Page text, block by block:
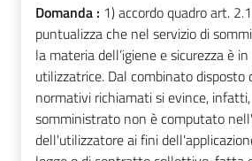
Domanda : 1) accordo quadro art.
puntualizza che nel servizio di
la materia dell’igiene e sicurezza è
utilizzatrice. Dal combinato
normativi richiamati si evince,
somministrato non è computato
dell'utilizzatore ai fini